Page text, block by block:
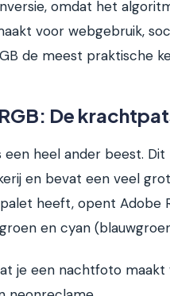
omdat het
voor webgebruik,
de meest praktische
De
een heel ander beest.
en bevat een veel
heeft, opent Adobe
en cyan
je een nachtfoto